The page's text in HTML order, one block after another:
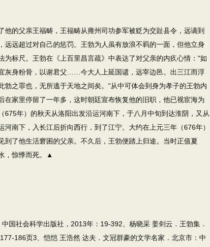
的父亲王福畴，王福畴从雍州司功参军被贬为交趾县令，远谪到
远远超过对自己的惩罚。王勃为人虽有放浪不羁的一面，但他立身
为标尺。王勃在《上百里昌言疏》中表达了对父亲的内疚心情："如
灰身粉骨，以谢君父……今大人上延国谴，远宰边邑。出三江而浮
勃之罪也，无所逃于天地之间矣。"从中可体会到身为孝子的王勃内
在家里停留了一年多，这时朝廷宣布恢复他的旧职，他已视宦海为
675年）的秋天从洛阳出发沿运河南下，于八月中旬到达淮阴，又从
河南下，入长江后折向西行，到了江宁。大约在上元三年（676年）
到了他生活窘困的父亲。不久后，王勃便踏上归途。当时正值夏
，惊悸而死。▲
国社会科学出版社，2013年：19-392、杨晓采 姜剑云．王勃集．
186页3、恺恺 王浩然 达夫．文冠群豪的文学名家．北京市：中